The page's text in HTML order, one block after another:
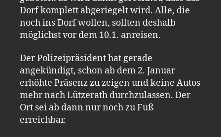
Dorf komplett abgeriegelt wird. Alle, die
noch ins Dorf wollen, sollten deshalb
möglichst vor dem 10.1. anreisen.
Der Polizeipräsident hat gerade
angekündigt, schon ab dem 2. Januar
erhöhte Präsenz zu zeigen und keine Autos
mehr nach Lützerath durchzulassen. Der
Ort sei ab dann nur noch zu Fuß
erreichbar.